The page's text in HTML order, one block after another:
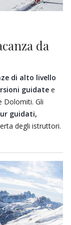
da
di alto livello
guidate e
Dolomiti. Gli
guidati,
degli istruttori.
le
di vapore in